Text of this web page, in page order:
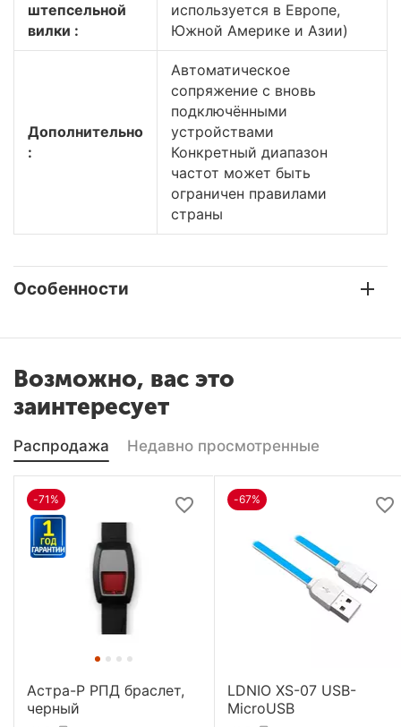
штепсельной
вилки :
используется в Европе,
Южной Америке и Азии)
Дополнительно
:
Автоматическое
сопряжение с вновь
подключёнными
устройствами
Конкретный диапазон
частот может быть
ограничен правилами
страны
Особенности
Возможно, вас это
заинтересует
Распродажа Недавно просмотренные
-71%
Астра-Р РПД браслет,
черный
-67%
LDNIO XS-07 USB-
MicroUSB